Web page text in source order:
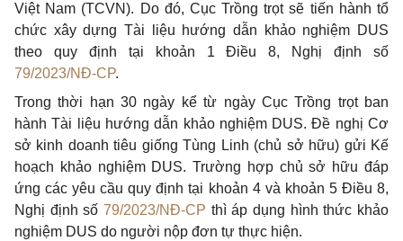
Việt Nam (TCVN). Do đó, Cục Trồng trọt sẽ tiến hành tổ
chức xây dựng Tài liệu hướng dẫn khảo nghiệm DUS
theo quy định tại khoản 1 Điều 8, Nghị định số
79/2023/NĐ-CP.
Trong thời hạn 30 ngày kể từ ngày Cục Trồng trọt ban
hành Tài liệu hướng dẫn khảo nghiệm DUS. Đề nghị Cơ
sở kinh doanh tiêu giống Tùng Linh (chủ sở hữu) gửi Kế
hoạch khảo nghiệm DUS. Trường hợp chủ sở hữu đáp
ứng các yêu cầu quy định tại khoản 4 và khoản 5 Điều 8,
Nghị định số 79/2023/NĐ-CP thì áp dụng hình thức khảo
nghiệm DUS do người nộp đơn tự thực hiện.